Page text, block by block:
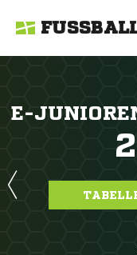
E-